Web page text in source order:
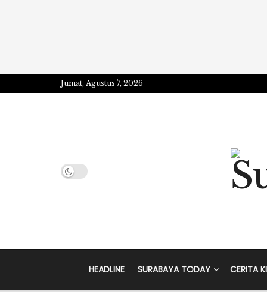
Jumat, Agustus 7, 2026
HEADLINE SURABAYA TODAY CERITA